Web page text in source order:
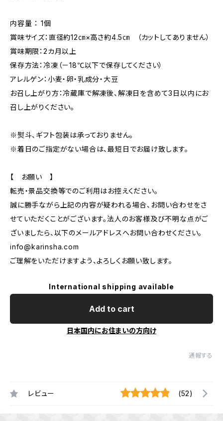
内容量 ： 1個
賞味サイズ：直径約12㎝×高さ約4.5㎝ （カットしてありません）
賞味期限：2カ月以上
保存方法：冷凍（－18℃以下で保存してください）
アレルゲン：小麦・卵・乳成分・大豆
お召し上がり方：冷蔵庫で解凍後、解凍日を含めて3日以内にお
召し上がりください。
※熨斗、ギフト包装は承っておりません。
※着日のご指定がない場合は、最短日でお届け致します。
【 お願い 】
転売・景品交換等でのご利用はお控えください。
誠に勝手ながら上記の内容が疑われる場合、お問い合わせをさ
せていただくことがございます。法人のお客様及び不明な点がご
ざいましたら、以下のメールアドレスへお問い合わせください。
info@karinsha.com
ご理解をいただけますよう、よろしくお願い致します。
International shipping available
Add to cart
日本国内にお住まいの方向け
通報する
レビュー (52)